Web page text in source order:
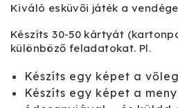
Kiváló esküvői játék a
Készíts 30-50 kártyát
különböző feladatokat. Pl.
Készíts egy képet a
Készíts egy képet a